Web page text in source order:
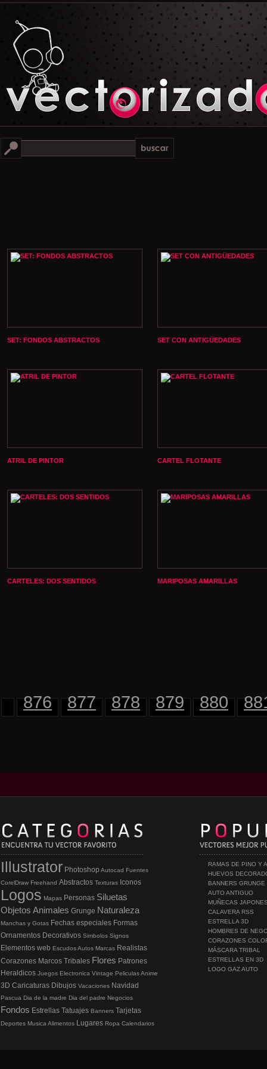
SET: FONDOS ABSTRACTOS SET CON ANTIGÜEDADES
ATRIL DE PINTOR CARTEL FLOTANTE
CARTELES: DOS SENTIDOS MARIPOSAS AMARILLAS
876 877 878 879 880
RAMAS DE PINO Y
HUEVOS
BANNERS GRUNGE
AUTO ANTIGUO
MUÑECAS
CALAVERA RSS
ESTRELLA 3D
HOMBRES DE
CORAZONES
MÁSCARA TRIBAL
ESTRELLAS EN 3D
LOGO GAZ AUTO
Illustrator Photoshop Autocad Fuentes
CorelDraw Freehand Abstractos Texturas Iconos
Logos Mapas Personas Siluetas
Objetos Animales Grunge Naturaleza
Manchas y Gotas Fechas especiales Formas
Ornamentos Decorativos Simbolos Signos
Elementos web EscudosAutos Marcas Realistas
Corazones Marcos Tribales Flores Patrones
Heraldicos Juegos Electronica Vintage PeliculasAnime
3D Caricaturas Dibujos Vacaciones Navidad
Pascua Dia de la madre Dia del padre Negocios
Fondos Estrellas Tatuajes Banners Tarjetas
Deportes Musica Alimentos Lugares Ropa Calendarios